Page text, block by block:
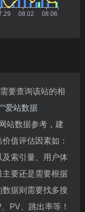
要查询该站的相
""爱站数据
站数据参考，建
值评估因素如：
索引量、用户体
要还是需要根据
据则需要找多搜
PV、跳出率等！